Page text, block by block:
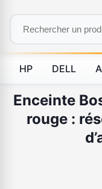
HP DELL
Enceinte
rouge :